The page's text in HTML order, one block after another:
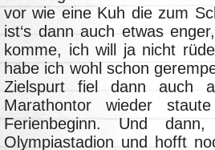
vor wie eine Kuh die zum
ist‘s dann auch etwas
komme, ich will ja nicht
habe ich wohl schon
Zielspurt fiel dann auch
Marathontor wieder
Ferienbeginn. Und
Olympiastadion und hofft